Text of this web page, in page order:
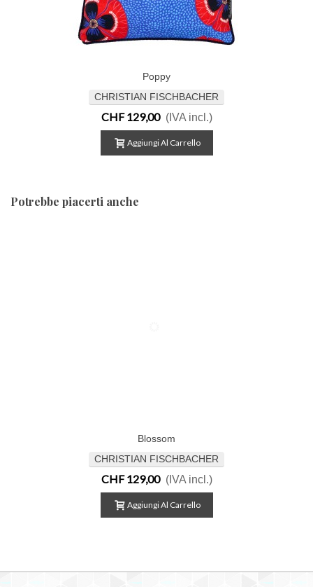
Poppy
CHRISTIAN FISCHBACHER
CHF 129,00 (IVA incl.)
Aggiungi Al Carrello
Potrebbe piacerti anche
Blossom
CHRISTIAN FISCHBACHER
CHF 129,00 (IVA incl.)
Aggiungi Al Carrello